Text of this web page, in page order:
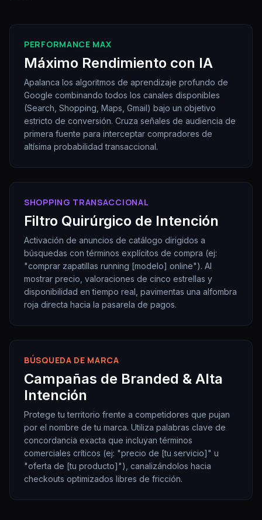
PERFORMANCE MAX
Máximo Rendimiento con IA
Apalanca los algoritmos de aprendizaje profundo de
Google combinando todos los canales disponibles
(Search, Shopping, Maps, Gmail) bajo un objetivo
estricto de conversión. Cruza señales de audiencia de
primera fuente para interceptar compradores de
altísima probabilidad transaccional.
SHOPPING TRANSACCIONAL
Filtro Quirúrgico de Intención
Activación de anuncios de catálogo dirigidos a
búsquedas con términos explícitos de compra (ej:
"comprar zapatillas running [modelo] online"). Al
mostrar precio, valoraciones de cinco estrellas y
disponibilidad en tiempo real, pavimentas una alfombra
roja directa hacia la pasarela de pagos.
BÚSQUEDA DE MARCA
Campañas de Branded & Alta
Intención
Protege tu territorio frente a competidores que pujan
por el nombre de tu marca. Utiliza palabras clave de
concordancia exacta que incluyan términos
comerciales críticos (ej: "precio de [tu servicio]" u
"oferta de [tu producto]"), canalizándolos hacia
checkouts optimizados libres de fricción.